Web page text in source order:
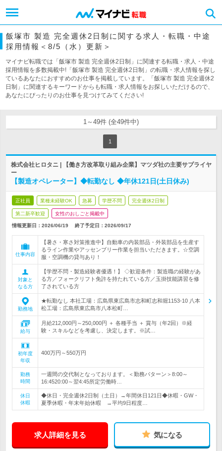
飯塚市 製造 完全週休2日制に関する求人・転職・中途
採用情報＜8/5（水）更新＞
マイナビ転職では「飯塚市 製造 完全週休2日制」に関連する転職・求人・中途
採用情報を多数掲載中!「飯塚市 製造 完全週休2日制」の転職・求人情報を探し
ているあなたにおすすめのお仕事を掲載しています。「飯塚市 製造 完全週休2
日制」に関連するキーワードからも転職・求人情報をお探しいただけるので、
あなたにぴったりのお仕事を見つけてみてください!
1～49件 (全49件中)
1
株式会社ヒロタニ | 【働き方改革取り組み企業】マツダ社の主要サプライヤ
ー
【製造オペレーター】◆転勤なし ◆年休121日(土日休み)
正社員 業種未経験OK 急募 学歴不問 完全週休2日制
第二新卒歓迎 女性のおしごと掲載中
情報更新日：2026/06/19 終了予定日： 2026/09/17
仕事内容
【暑さ・寒さ対策推進中】自動車の内装部品・外装部品を生産す
るライン作業やアッセンブリー作業を担当いただきます。☆空調
服・空調機の貸与あり！
対象と
なる方
【学歴不問・製造経験者優遇！】 ◇歓迎条件：製造職の経験があ
る方／フォークリフト免許を持たれている方／玉掛技能講習を修
了されている方
勤務地
★転勤なし 本社工場：広島県東広島市志和町志和堀1153-10 八本
松工場：広島県東広島市八本松町…
給与
月給212,000円～250,000円 ＋ 各種手当 ＋ 賞与（年2回）※経
験・スキルなどを考慮し、決定します。※試…
初年度
年収
400万円～550万円
勤務
時間
一週間の交代制となっております。＜勤務パターン＞8:00～
16:4520:00～翌4:45所定労働時…
休日
休暇
◆休日・完全週休2日制（土日）→年間休日121日◆休暇・GW・
夏季休暇・年末年始休暇 →平均9日程度…
求人詳細を見る 気になる